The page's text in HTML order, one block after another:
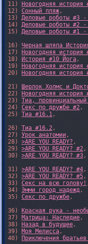
11)
Новогодняя
12) Сонный пляж,
13) Деловые роботы #3
14) Деловые роботы #2
15) Деловые роботы #1 -
16) Черная шляпа
17)
Новогодняя
18)
История #10 Йога,
19)
Новогодняя история
20)
Новогодняя история
21) Шерлок Холмс и
22)
Новогодняя
23) Тиа,
24) Секс по дружбе #2,
25) Тиа #16.1,
26) Тиа #16.2,
27) Урок анатомии,
28) >ARE YOU READY? ,
29) >ARE YOU READY? #2,
30) >ARE YOU READY? #3,
31) >ARE YOU READY? #4,
32) >ARE YOU READY? #5,
33) Секс на всю голову!
34) Эмми город надежд,
35) Секс по дружбе,
36)
Красная рука -
37) Матрица: Наследие,
38)
Назад в будущее,
39) Моя Мелисса,
40)
Приключения